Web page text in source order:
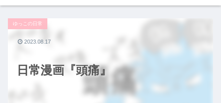
日常漫画『頭痛』
ゆっこの日常
2023.08.17